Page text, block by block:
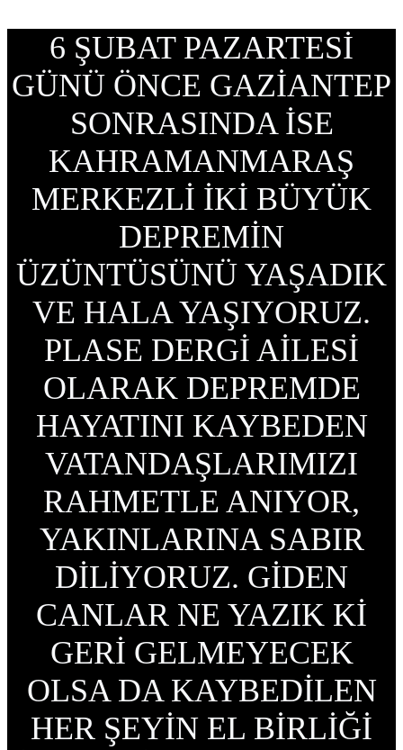
6 ŞUBAT PAZARTESİ
GÜNÜ ÖNCE GAZİANTEP
SONRASINDA İSE
KAHRAMANMARAŞ
MERKEZLİ İKİ BÜYÜK
DEPREMİN
ÜZÜNTÜSÜNÜ YAŞADIK
VE HALA YAŞIYORUZ.
PLASE DERGİ AİLESİ
OLARAK DEPREMDE
HAYATINI KAYBEDEN
VATANDAŞLARIMIZI
RAHMETLE ANIYOR,
YAKINLARINA SABIR
DİLİYORUZ. GİDEN
CANLAR NE YAZIK Kİ
GERİ GELMEYECEK
OLSA DA KAYBEDİLEN
HER ŞEYİN EL BİRLİĞİ